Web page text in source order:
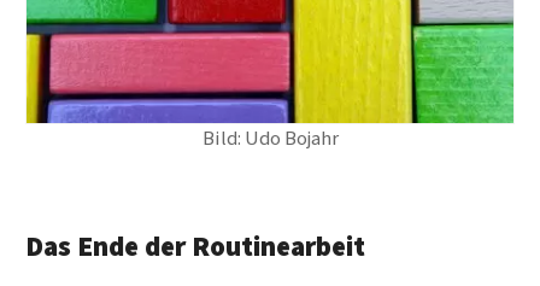
Bild: Udo Bojahr
Das Ende der Routinearbeit